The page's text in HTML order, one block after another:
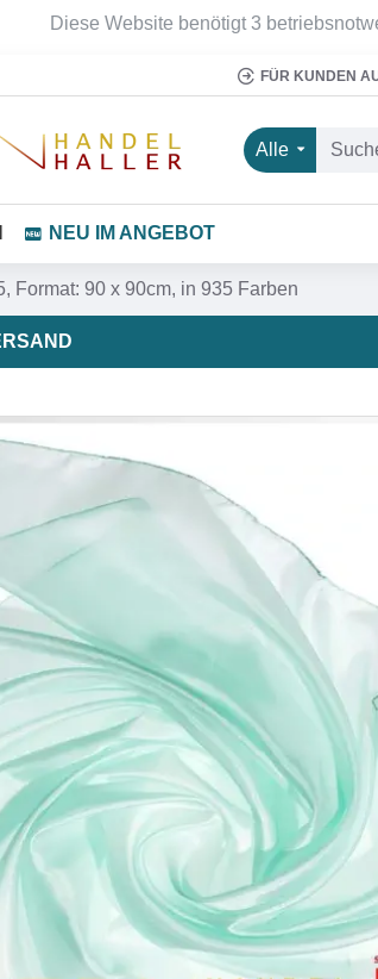
Diese Website benötigt 3
FÜR KUNDEN
Alle
NEU IM ANGEBOT
Format: 90 x 90cm, in 935 Farben